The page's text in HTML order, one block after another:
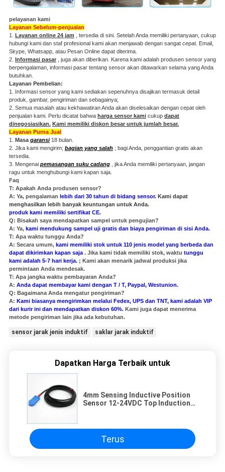
pelayanan kami
Layanan Sebelum-penjualan
1. Layanan online 24 jam , tersedia di sini. Setelah Anda memiliki pertanyaan, cukup
hubungi kami dan staf profesional kami akan menjawab dengan sangat cepat. Email,
Skype, Whatsapp, atau Pesan Online dapat diterima.
2. Informasi pasar, juga akan diberikan. Karena kami adalah produsen sensor yang
berpengalaman, informasi pasar tentang sensor akan ditawarkan selama yang Anda
butuhkan.
Layanan Pembelian:
1. Informasi sensor yang kami sediakan sepenuhnya disajikan termasuk detail
produk, gambar, pengiriman dan sebagainya;
2. Semua masalah atau kekhawatiran Anda akan diselesaikan dengan cepat oleh
penjualan kami. Perlu dicatat bahwa harga sensor kamicukup dapat
dinegosiasikan. Kami memiliki diskon besar untuk jumlah besar.
Layanan Purna Jual
1. Masa garansi18 bulan.
2. Jika kami mengirim; bagian yang salah; bagi Anda, penggantian gratis akan
tersedia.
3. Mengenai pemasangan suku cadang, jika Anda memiliki pertanyaan, jangan
ragu untuk menghubungi kami kapan saja.
Faq
T: Apakah Anda produsen sensor?
A: Ya, pengalaman lebih dari 30 tahun di bidang sensor. Kami dapat
menghasilkan lebih banyak keuntungan untuk Anda.
produk kami memiliki sertifikat CE.
Q: Bisakah saya mendapatkan sampel untuk pengujian?
A: Ya, kami mendukung sampel uji gratis dan biaya pengiriman di sisi Anda.
T: Apa waktu tunggu Anda?
A: Secara umum, kami memiliki stok untuk 110 jenis model yang berbeda dan
dapat dikirimkan kapan saja. Jika kami tidak memiliki stok, waktu tunggu
kami adalah 5-7 hari kerja. ; Kami akan menarik jadwal produksi jika
permintaan Anda mendesak.
T: Apa jangka waktu pembayaran Anda?
A: Anda dapat membayar kami dengan T / T, Paypal, Westunion.
Q: Bagaimana Anda mengatur pengiriman?
A: Kami biasanya mengirimkan melalui Fedex, UPS dan TNT, kami adalah VIP
dari kurir ini dan mendapatkan diskon 60%. Kami juga dapat menerima
metode pengiriman lain jika ada kebutuhan.
sensor jarak jenis induktif saklar jarak induktif
Dapatkan Harga Terbaik untuk
4mm Sensing Inductive Position
Sensor 12-24VDC Top Induction
Terus